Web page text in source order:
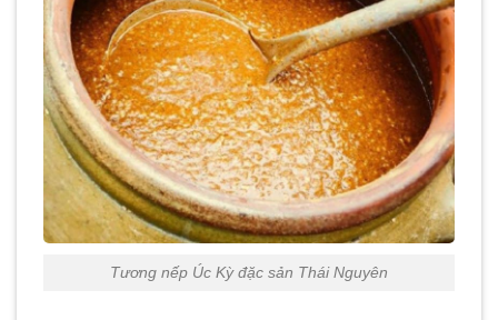
Tương nếp Úc Kỳ đặc sản Thái Nguyên